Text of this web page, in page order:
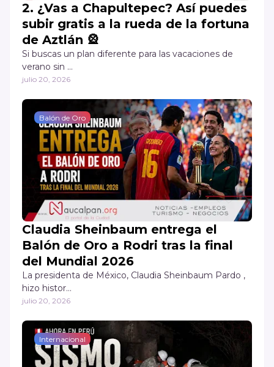
2. ¿Vas a Chapultepec? Así puedes
subir gratis a la rueda de la fortuna
de Aztlán 🎡
Si buscas un plan diferente para las vacaciones de
verano sin …
julio 20, 2026
Balón de Oro
Claudia Sheinbaum entrega el
Balón de Oro a Rodri tras la final
del Mundial 2026
La presidenta de México, Claudia Sheinbaum Pardo ,
hizo histor…
julio 20, 2026
Internacional